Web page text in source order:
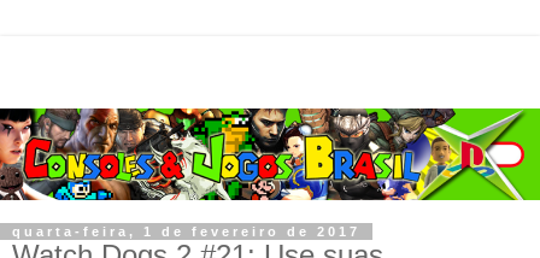
quarta-feira, 1 de fevereiro de 2017